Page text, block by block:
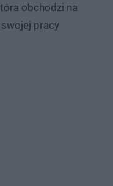
obchodzi na
pracy